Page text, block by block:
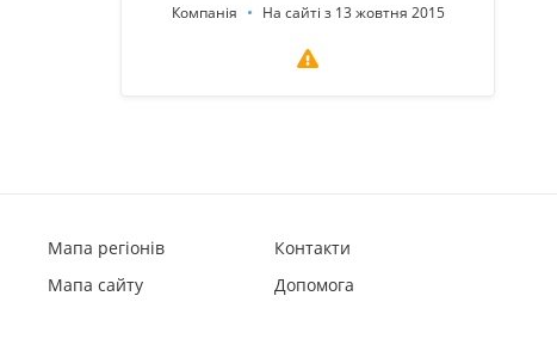
Компанія
На сайті з 13 жовтня 2015
Мапа регіонів
Мапа сайту
Контакти
Допомога